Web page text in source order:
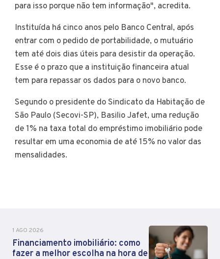
para isso porque não tem informação", acredita.
Instituída há cinco anos pelo Banco Central, após
entrar com o pedido de portabilidade, o mutuário
tem até dois dias úteis para desistir da operação.
Esse é o prazo que a instituição financeira atual
tem para repassar os dados para o novo banco.
Segundo o presidente do Sindicato da Habitação de
São Paulo (Secovi-SP), Basilio Jafet, uma redução
de 1% na taxa total do empréstimo imobiliário pode
resultar em uma economia de até 15% no valor das
mensalidades.
1 AGO 2026
Financiamento imobiliário: como
fazer a melhor escolha na hora de